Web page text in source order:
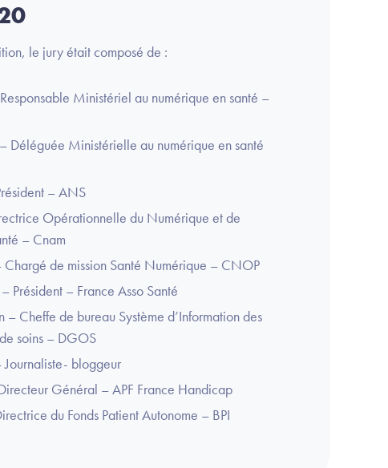
le jury était composé de :
Ministériel au numérique en santé –
Déléguée Ministérielle au numérique en santé
– ANS
Opérationnelle du Numérique et de
– Cnam
de mission Santé Numérique – CNOP
Président – France Asso Santé
– Cheffe de bureau Système d’Information des
soins – DGOS
Journaliste- bloggeur
Général – APF France Handicap
du Fonds Patient Autonome – BPI